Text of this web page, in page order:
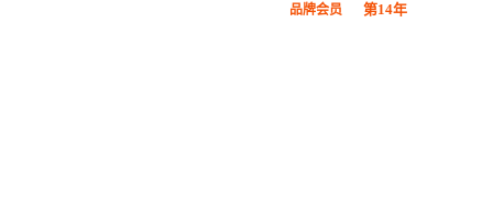
品牌会员 第14年